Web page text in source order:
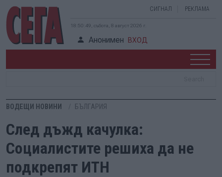
СИГНАЛ РЕКЛАМА
18:50:51, събота, 8 август 2026 г.
Анонимен ВХОД
ВОДЕЩИ НОВИНИ БЪЛГАРИЯ
След дъжд качулка:
Социалистите решиха да не
подкрепят ИТН